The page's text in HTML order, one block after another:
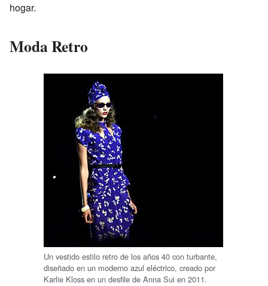
hogar.
Moda Retro
Un vestido estilo retro de los años 40 con turbante,
diseñado en un moderno azul eléctrico, creado por
Karlie Kloss en un desfile de Anna Sui en 2011.